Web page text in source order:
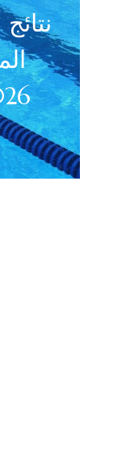
بطولة جميع
(أداني /
أواسط /
27 JUILLET 2026